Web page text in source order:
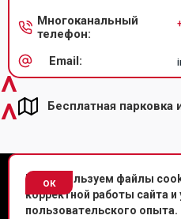
Многоканальный
телефон:
Email:
Бесплатная
ок
Мы используем файлы
корректной работы сайта и
пользовательского
^
^
© Копировальный центр
Политика